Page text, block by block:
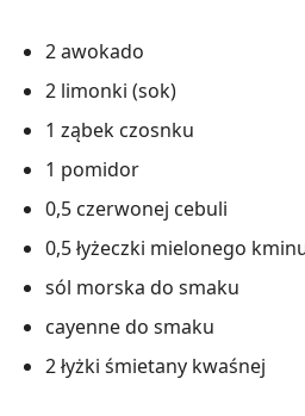
2 awokado
2 limonki (sok)
1 ząbek czosnku
1 pomidor
0,5 czerwonej cebuli
0,5 łyżeczki mielonego
sól morska do smaku
cayenne do smaku
2 łyżki śmietany kwaśnej